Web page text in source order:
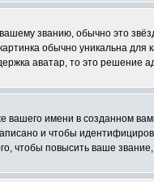
званию, обычно это
обычно уникальна
аватар, то это решение
имени в созданном
и чтобы
чтобы повысить ваше